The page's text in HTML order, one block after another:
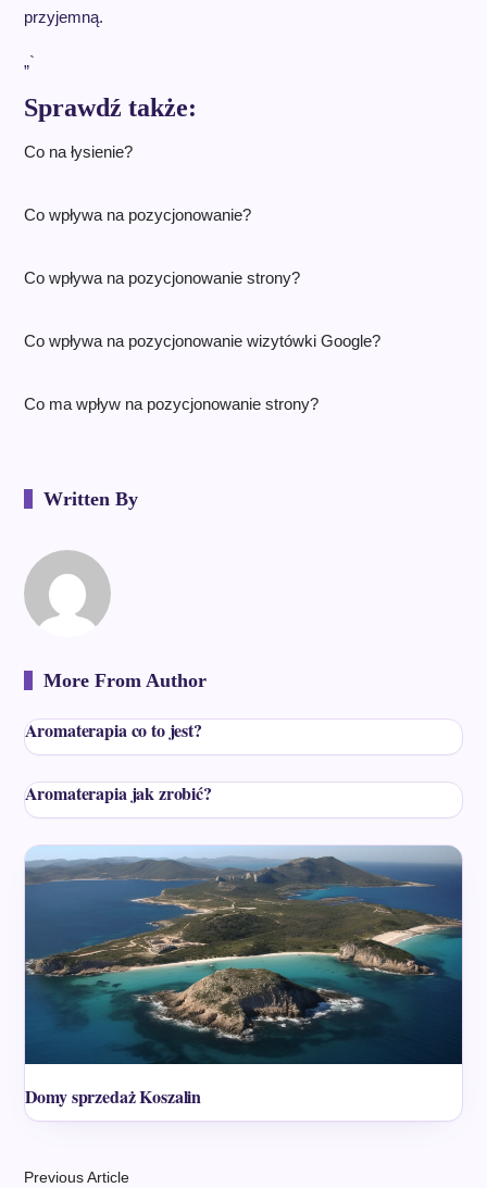
przyjemną.
„`
Sprawdź także:
Co na łysienie?
Co wpływa na pozycjonowanie?
Co wpływa na pozycjonowanie strony?
Co wpływa na pozycjonowanie wizytówki Google?
Co ma wpływ na pozycjonowanie strony?
Written By
More From Author
Aromaterapia co to jest?
Aromaterapia jak zrobić?
Domy sprzedaż Koszalin
Previous Article